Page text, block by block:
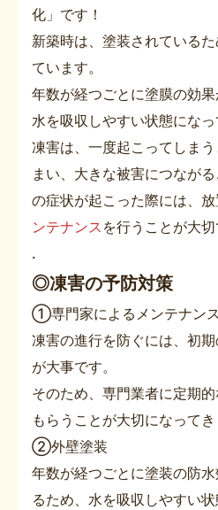
化」です！
新築時は、塗装されている
ています。
年数が経つごとに塗膜の効果
水を吸収しやすい状態になっ
凍害は、一度起こってしま
まい、大きな被害につなが
の症状が起こった際には、
ンテナンス を行うことが大切
.
◎凍害の予防対策
➀専門家によるメンテナンス
凍害の進行を防ぐには、初
が大事です。
そのため、専門業者に定期
もらうことが大切になってき
➁外壁塗装
年数が経つごとに塗装の防
るため、水を吸収しやすい